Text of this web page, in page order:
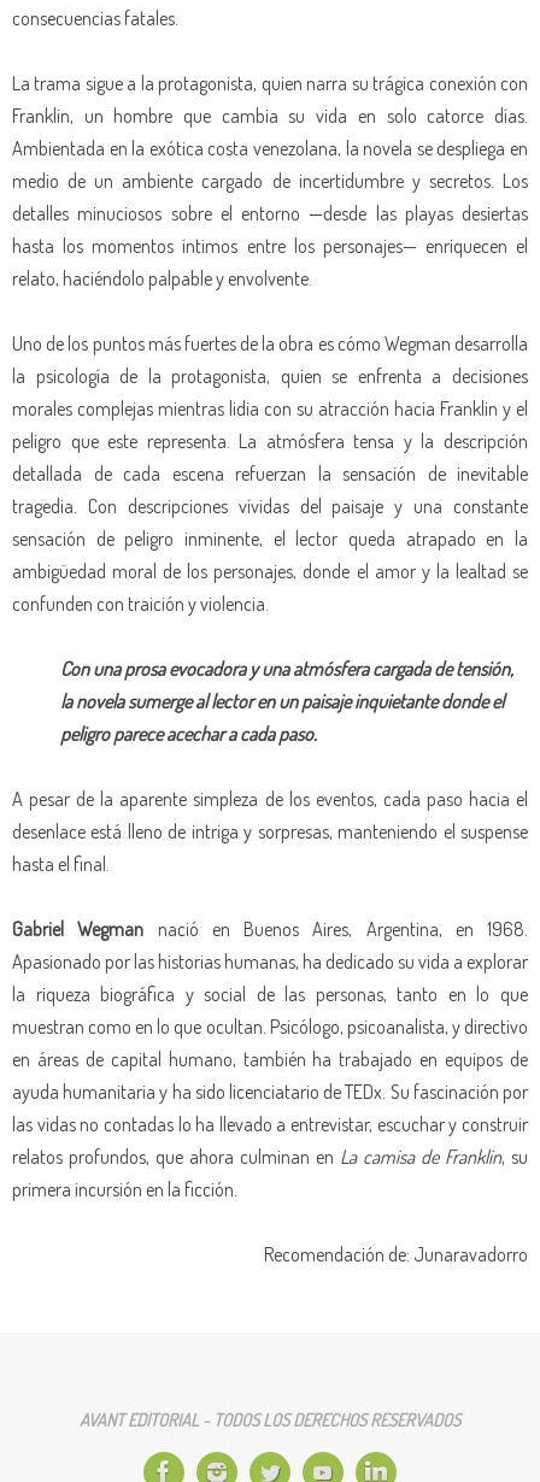
consecuencias fatales.
La trama sigue a la protagonista, quien narra su trágica conexión con
Franklin, un hombre que cambia su vida en solo catorce días.
Ambientada en la exótica costa venezolana, la novela se despliega en
medio de un ambiente cargado de incertidumbre y secretos. Los
detalles minuciosos sobre el entorno —desde las playas desiertas
hasta los momentos íntimos entre los personajes— enriquecen el
relato, haciéndolo palpable y envolvente.
Uno de los puntos más fuertes de la obra es cómo Wegman desarrolla
la psicología de la protagonista, quien se enfrenta a decisiones
morales complejas mientras lidia con su atracción hacia Franklin y el
peligro que este representa. La atmósfera tensa y la descripción
detallada de cada escena refuerzan la sensación de inevitable
tragedia. Con descripciones vívidas del paisaje y una constante
sensación de peligro inminente, el lector queda atrapado en la
ambigüedad moral de los personajes, donde el amor y la lealtad se
confunden con traición y violencia.
Con una prosa evocadora y una atmósfera cargada de tensión,
la novela sumerge al lector en un paisaje inquietante donde el
peligro parece acechar a cada paso.
A pesar de la aparente simpleza de los eventos, cada paso hacia el
desenlace está lleno de intriga y sorpresas, manteniendo el suspense
hasta el final.
Gabriel Wegman nació en Buenos Aires, Argentina, en 1968.
Apasionado por las historias humanas, ha dedicado su vida a explorar
la riqueza biográfica y social de las personas, tanto en lo que
muestran como en lo que ocultan. Psicólogo, psicoanalista, y directivo
en áreas de capital humano, también ha trabajado en equipos de
ayuda humanitaria y ha sido licenciatario de TEDx. Su fascinación por
las vidas no contadas lo ha llevado a entrevistar, escuchar y construir
relatos profundos, que ahora culminan en La camisa de Franklin, su
primera incursión en la ficción.
Recomendación de: Junaravadorro
AVANT EDITORIAL - TODOS LOS DERECHOS RESERVADOS